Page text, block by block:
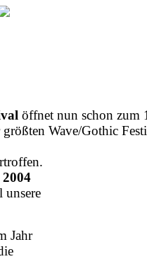
öffnet nun schon zum
Wave/Gothic
2004
unsere
Jahr